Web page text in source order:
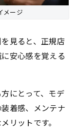
メージ
見ると、正規店
安心感を覚える
にとって、モデ
着感、メンテナ
リットです。